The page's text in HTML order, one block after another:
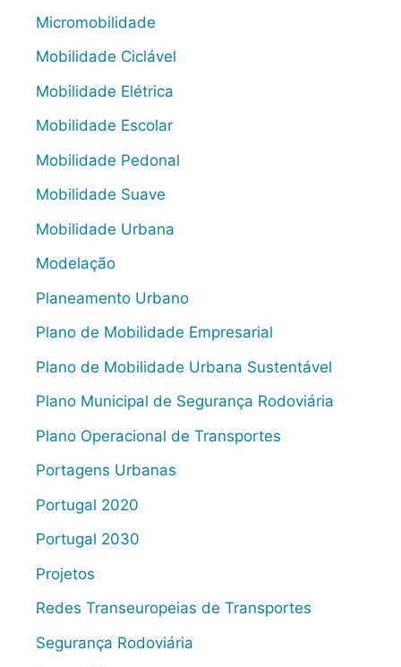
Micromobilidade
Mobilidade Ciclável
Mobilidade Elétrica
Mobilidade Escolar
Mobilidade Pedonal
Mobilidade Suave
Mobilidade Urbana
Modelação
Planeamento Urbano
Plano de Mobilidade Empresarial
Plano de Mobilidade Urbana Sustentável
Plano Municipal de Segurança Rodoviária
Plano Operacional de Transportes
Portagens Urbanas
Portugal 2020
Portugal 2030
Projetos
Redes Transeuropeias de Transportes
Segurança Rodoviária